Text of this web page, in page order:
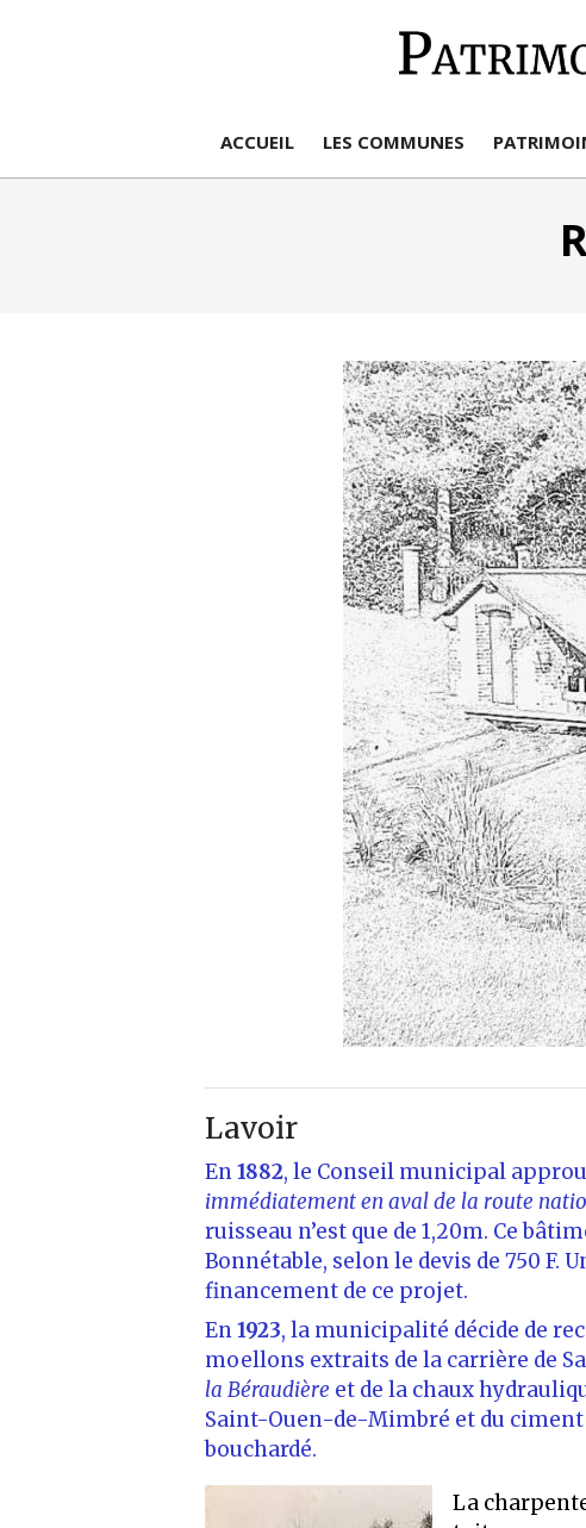
ACCUEIL LES COMMUNES
Lavoir
En1882, le Conseil municipal
immédiatement en aval de la route
ruisseau n’est que de 1,20m. Ce
Bonnétable, selon le devis de 750
financement de ce projet.
En1923, la municipalité décide de
moellons extraits de la carrière de
la Béraudière et de la chaux
Saint-Ouen-de-Mimbré et du
bouchardé.
La